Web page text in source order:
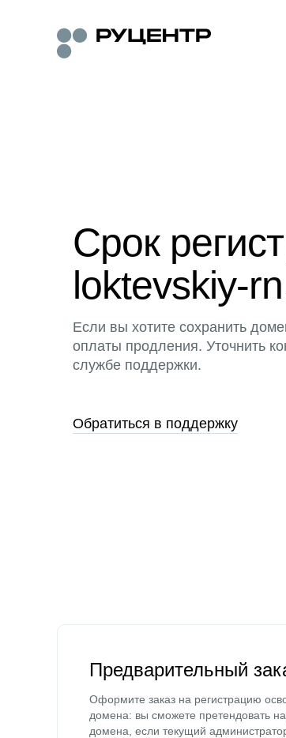
Срок
loktevskiy-
Если вы хотите сохранить
оплаты продления. Уточнить
службе поддержки.
Обратиться в поддержку
Предварительный
Оформите заказ на регистрацию
домена: вы сможете претендовать
домена, если текущий